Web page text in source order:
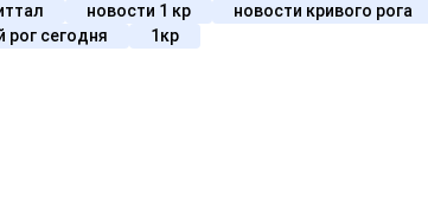
новости 1 кр
новости кривого рога
рог сегодня 1кр